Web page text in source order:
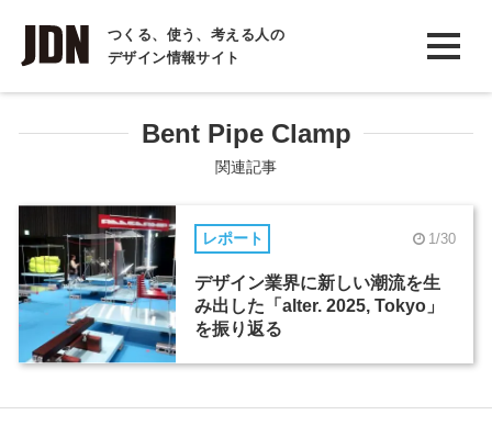
つくる、使う、考える人の
デザイン情報サイト
INTERVIEW
インタビュー
REPORT
COLUMN
コラム
Bent Pipe Clamp
関連記事
レポート 1/30
デザイン業界に新しい潮流を生
み出した「alter. 2025, Tokyo」
を振り返る